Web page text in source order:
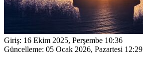
Giriş: 16 Ekim 2025, Perşembe 10:36
Güncelleme: 05 Ocak 2026, Pazartesi 12:29